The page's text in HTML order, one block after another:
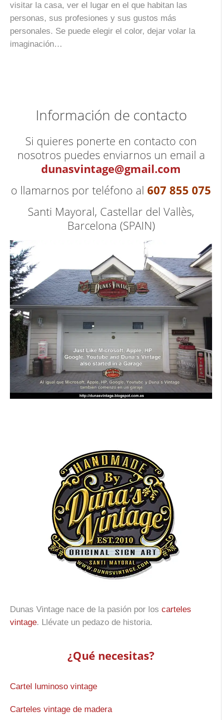
visitar la casa, ver el lugar en el que habitan las
personas, sus profesiones y sus gustos más
personales. Se puede elegir el color, dejar volar la
imaginación…
Información de contacto
Si quieres ponerte en contacto con
nosotros puedes enviarnos un email a
dunasvintage@gmail.com
o llamarnos por teléfono al 607 855 075
Santi Mayoral, Castellar del Vallès,
Barcelona (SPAIN)
Dunas Vintage nace de la pasión por los carteles
vintage. Llévate un pedazo de historia.
¿Qué necesitas?
Cartel luminoso vintage
Carteles vintage de madera